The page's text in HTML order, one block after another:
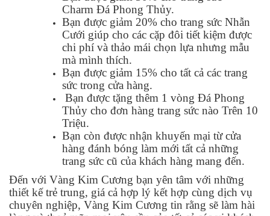
Charm Đá Phong Thủy.
Bạn được giảm 20% cho trang sức Nhẫn
Cưới giúp cho các cặp đôi tiết kiệm được
chi phí và thảo mái chọn lựa nhưng mẫu
mà mình thích.
Bạn được giảm 15% cho tất cả các trang
sức trong cửa hàng.
Bạn được tặng thêm 1 vòng Đá Phong
Thủy cho đơn hàng trang sức nào Trên 10
Triệu.
Bạn còn được nhận khuyến mại từ cửa
hàng đánh bóng làm mới tất cả những
trang sức cũ của khách hàng mang đến.
Đến với Vàng Kim Cương bạn yên tâm với những
thiết kế trẻ trung, giá cả hợp lý kết hợp cùng dịch vụ
chuyên nghiệp, Vàng Kim Cương tin rằng sẽ làm hài